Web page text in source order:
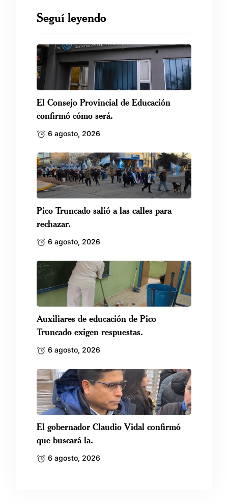
Seguí leyendo
El Consejo Provincial de Educación
confirmó cómo será.
6 agosto, 2026
Pico Truncado salió a las calles para
rechazar.
6 agosto, 2026
Auxiliares de educación de Pico
Truncado exigen respuestas.
6 agosto, 2026
El gobernador Claudio Vidal confirmó
que buscará la.
6 agosto, 2026